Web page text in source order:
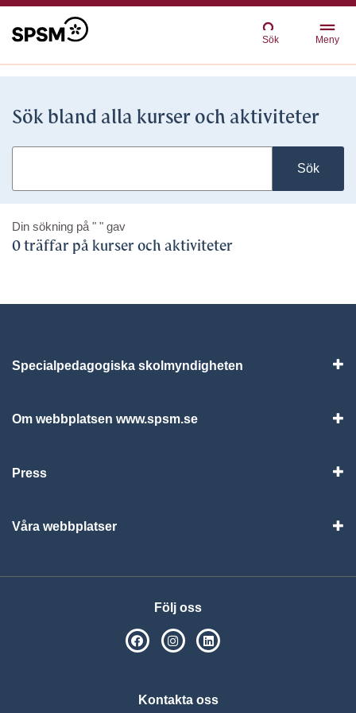
Sök Meny
Sök bland alla kurser och aktiviteter
Sök
Din sökning på " " gav
0 träffar på kurser och aktiviteter
Specialpedagogiska skolmyndigheten
Om webbplatsen www.spsm.se
Press
Våra webbplatser
Följ oss
SPSM på Facebook
SPSM på Instagram
Kontakta oss